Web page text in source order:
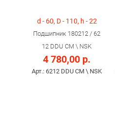
d - 60, D - 110, h - 22
Подшипник 180212 / 62
12 DDU CM \ NSK
4 780,00 р.
Арт.: 6212 DDU CM \ NSK